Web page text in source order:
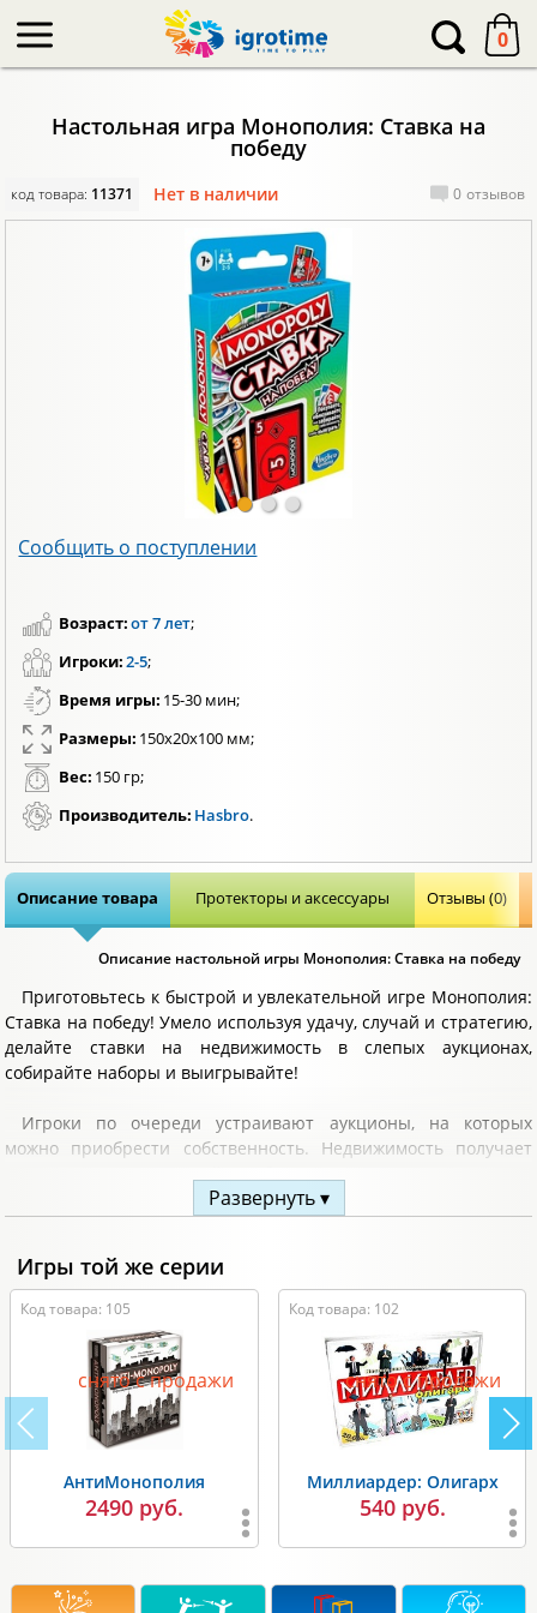
0
Настольная игра Монополия: Ставка на
победу
код товара: 11371 Нет в наличии 0 отзывов
Сообщить о поступлении
Возраст:от 7 лет;
Игроки:2-5;
Время игры: 15-30 мин;
Размеры: 150x20x100 мм;
Вес: 150 гр;
Производитель: Hasbro.
Описание товара Протекторы и аксессуары Отзывы (0)
Описание настольной игры Монополия: Ставка на победу
Приготовьтесь к быстрой и увлекательной игре Монополия:
Ставка на победу! Умело используя удачу, случай и стратегию,
делайте ставки на недвижимость в слепых аукционах,
собирайте наборы и выигрывайте!
Игроки по очереди устраивают аукционы, на которых
можно приобрести собственность. Недвижимость получает
выигрывает тот, кто соберет 3 набора совпадающих карточек
собственности. Попытайте и вы свою удачу!
Комплектация:
110 карточек;
правила игры.
Развернуть ▾
Игры той же серии
Код товара: 105
АнтиМонополия
2490 руб.
снято с продажи
Код товара: 102
Миллиардер: Олигарх
540 руб.
снято с продажи